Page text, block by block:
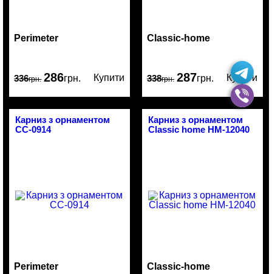
Perimeter
336грн. 286грн. Купити
Classic-home
338грн. 287грн. Купити
Карниз з орнаментом
CC-0914
Perimeter
Карниз з орнаментом
Classic home HM-12040
Classic-home